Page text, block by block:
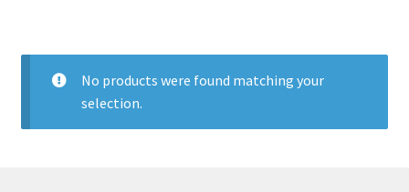
No products were found matching your
selection.